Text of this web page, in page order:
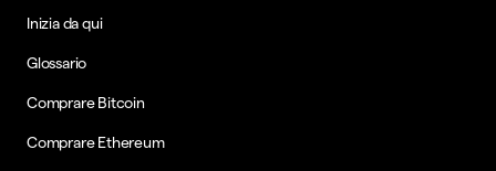
Inizia da qui
Glossario
Comprare Bitcoin
Comprare Ethereum